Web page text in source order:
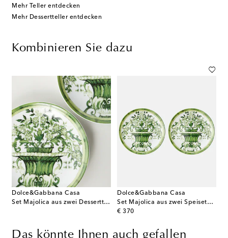
Mehr Teller entdecken
Mehr Dessertteller entdecken
Kombinieren Sie dazu
Dolce&Gabbana Casa
Set Majolica aus zwei Desserttellern
Dolce&Gabbana Casa
Set Majolica aus zwei Speisetellern
€ 370
original price
Das könnte Ihnen auch gefallen